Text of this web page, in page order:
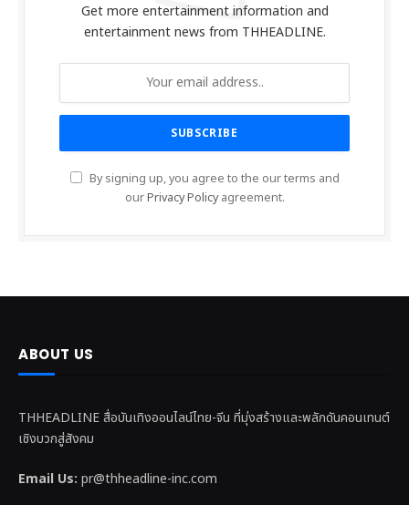
Get more entertainment information and
entertainment news from THHEADLINE.
By signing up, you agree to the our terms and
ourPrivacy Policyagreement.
ABOUT US
THHEADLINE สื่อบันเทิงออนไลน์ไทย-จีน ที่มุ่งสร้างและพลักดันคอนเทนต์
เชิงบวกสู่สังคม
Email Us: pr@thheadline-inc.com